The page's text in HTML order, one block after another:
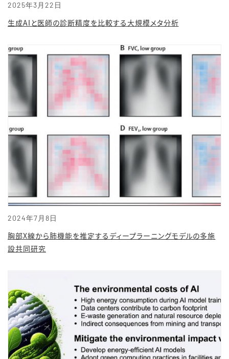
2025年3月22日
生成AIと医師の診断精度を比較する大規模メタ分析
2024年7月8日
胸部X線から肺機能を推定するディープラーニングモデルの多施
設共同研究